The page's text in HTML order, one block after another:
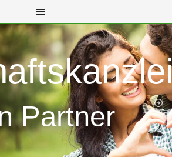
Partner